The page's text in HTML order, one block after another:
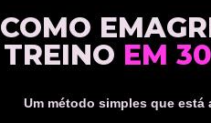
COMO
TREINO EM
Um método simples que